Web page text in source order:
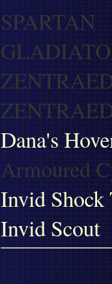
SPARTAN
Dana's
Armoured
Invid Shock
Invid Scout